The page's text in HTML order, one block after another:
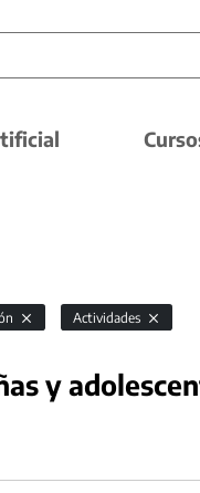
Actividades
y